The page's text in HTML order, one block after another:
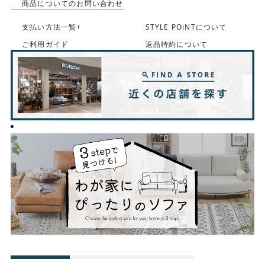
商品についてのお問い合わせ
支払い方法一覧+
STYLE POiNTについて
ご利用ガイド
返品特約について